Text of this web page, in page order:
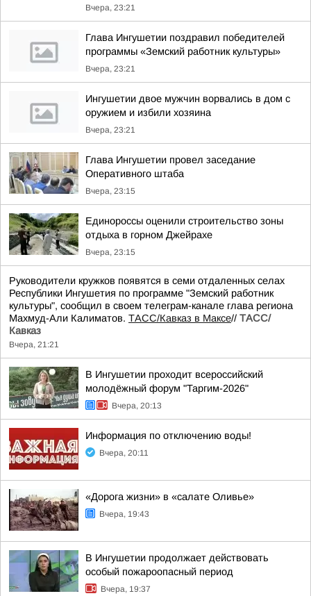
Вчера, 23:21
Глава Ингушетии поздравил победителей
программы «Земский работник культуры»
Вчера, 23:21
Ингушетии двое мужчин ворвались в дом с
оружием и избили хозяина
Вчера, 23:21
Глава Ингушетии провел заседание
Оперативного штаба
Вчера, 23:15
Единороссы оценили строительство зоны
отдыха в горном Джейрахе
Вчера, 23:15
Руководители кружков появятся в семи отдаленных селах
Республики Ингушетия по программе "Земский работник
культуры", сообщил в своем телеграм-канале глава региона
Махмуд-Али Калиматов. ТАСС/Кавказ в Максе// ТАСС/
Кавказ
Вчера, 21:21
В Ингушетии проходит всероссийский
молодёжный форум "Таргим-2026"
Вчера, 20:13
Информация по отключению воды!
Вчера, 20:11
«Дорога жизни» в «салате Оливье»
Вчера, 19:43
В Ингушетии продолжает действовать
особый пожароопасный период
Вчера, 19:37